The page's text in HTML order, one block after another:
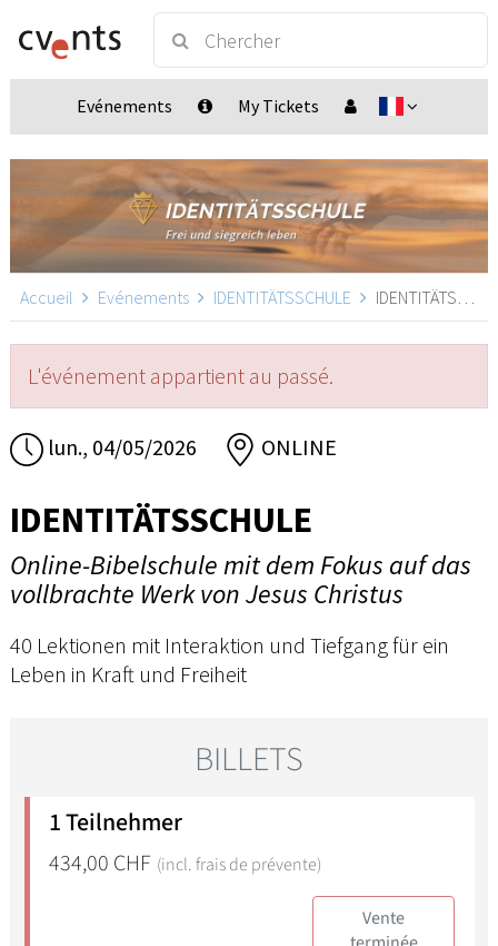
Evénements My Tickets
Accueil Evénements IDENTITÄTSSCHULE IDENTITÄTSSCHULE, ONLINE
L'événement appartient au passé.
lun., 04/05/2026 ONLINE
IDENTITÄTSSCHULE
Online-Bibelschule mit dem Fokus auf das
vollbrachte Werk von Jesus Christus
40 Lektionen mit Interaktion und Tiefgang für ein
Leben in Kraft und Freiheit